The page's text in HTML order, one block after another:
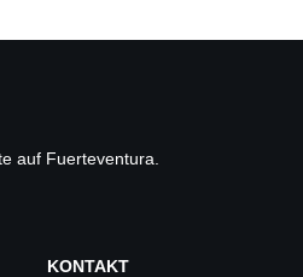
auf Fuerteventura.
KONTAKT